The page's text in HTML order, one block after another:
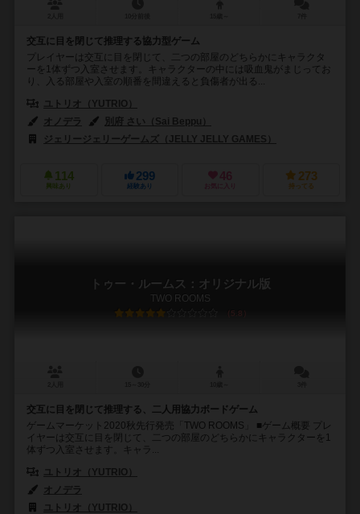
交互に目を閉じて推理する協力型ゲーム
プレイヤーは交互に目を閉じて、二つの部屋のどちらかにキャラクタ
ーを1体ずつ入室させます。キャラクターの中には吸血鬼がまじってお
り、入る部屋や入室の順番を間違えると負傷者が出る...
ユトリオ（YUTRIO）
オノデラ
別府 さい（Sai Beppu）
ジェリージェリーゲームズ（JELLY JELLY GAMES）
114
興味あり
299
経験あり
46
お気に入り
273
持ってる
トゥー・ルームス：オリジナル版
TWO ROOMS
5.8
交互に目を閉じて推理する、二人用協力ボードゲーム
ゲームマーケット2020秋先行発売「TWO ROOMS」 ■ゲーム概要 プレ
イヤーは交互に目を閉じて、二つの部屋のどちらかにキャラクターを1
体ずつ入室させます。キャラ...
ユトリオ（YUTRIO）
オノデラ
ユトリオ（YUTRIO）